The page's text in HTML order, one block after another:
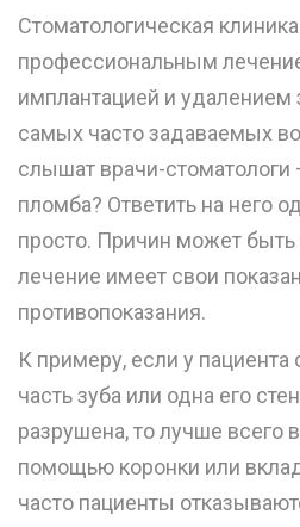
Стоматологическая
профессиональным
имплантацией и удалением
самых часто задаваемых
слышат врачи-
пломба? Ответить на него
просто. Причин может
лечение имеет свои
противопоказания.
К примеру, если у пациента
часть зуба или одна его
разрушена, то лучше всего
помощью коронки или
часто пациенты